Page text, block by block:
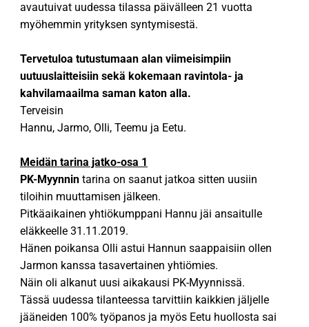
avautuivat uudessa tilassa päivälleen 21 vuotta
myöhemmin yrityksen syntymisestä.
Tervetuloa tutustumaan alan viimeisimpiin
uutuuslaitteisiin sekä kokemaan ravintola- ja
kahvilamaailma saman katon alla.
Terveisin
Hannu, Jarmo, Olli, Teemu ja Eetu.
Meidän tarina jatko-osa 1
PK-Myynnin tarina on saanut jatkoa sitten uusiin
tiloihin muuttamisen jälkeen.
Pitkäaikainen yhtiökumppani Hannu jäi ansaitulle
eläkkeelle 31.11.2019.
Hänen poikansa Olli astui Hannun saappaisiin ollen
Jarmon kanssa tasavertainen yhtiömies.
Näin oli alkanut uusi aikakausi PK-Myynnissä.
Tässä uudessa tilanteessa tarvittiin kaikkien jäljelle
jääneiden 100% työpanos ja myös Eetu huollosta sai